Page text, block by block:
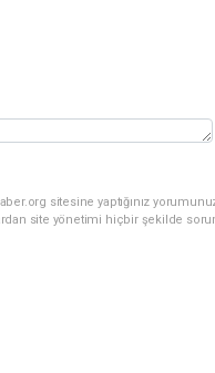
sitesine yaptığınız
site yönetimi hiçbir şekilde